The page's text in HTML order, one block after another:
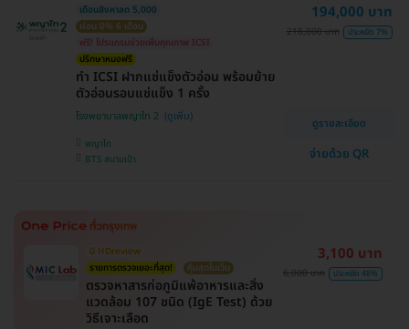
เดือนสิงหาลด 5,000
ผ่อน 0% 6 เดือน
ฟรี! โปรแกรมช่วยเพิ่มคุณภาพ ICSI
ปรึกษาหมอฟรี
ทำ ICSI ฝากแช่แข็งตัวอ่อน พร้อมย้าย
ตัวอ่อนรอบแช่แข็ง 1 ครั้ง
โรงพยาบาลพญาไท 2
พญาไท
BTS สนามเป้า
194,000 บาท
218,000 บาท ประหยัด 7%
ดูรายละเอียด
จ่ายด้วย QR
มี HDreview
รายการตรวจเยอะที่สุด!
คุ้มสุดในเว็บ
ตรวจหาสารก่อภูมิแพ้อาหารและสิ่ง
แวดล้อม 107 ชนิด (IgE Test) ด้วย
วิธีเจาะเลือด
3,100 บาท
6,000 บาท ประหยัด 48%